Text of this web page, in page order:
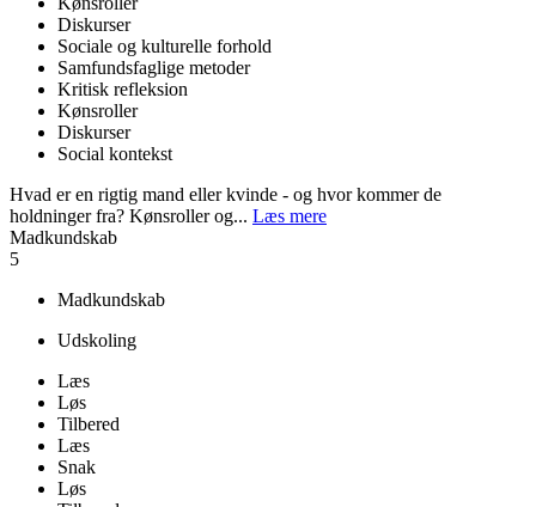
Diskurser
Sociale og kulturelle forhold
Samfundsfaglige metoder
Kritisk refleksion
Kønsroller
Diskurser
Social kontekst
Hvad er en rigtig mand eller kvinde - og hvor kommer de
holdninger fra? Kønsroller og... Læs mere
Madkundskab
5
Madkundskab
Udskoling
Læs
Løs
Tilbered
Læs
Snak
Løs